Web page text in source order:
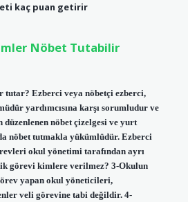
kaç puan getirir
Nöbet Tutabilir
tutar? Ezberci veya nöbetçi ezberci,
yardımcısına karşı sorumludur ve
nöbet çizelgesi ve yurt
nöbet tutmakla yükümlüdür. Ezberci
okul yönetimi tarafından ayrı
görevi kimlere verilmez? 3-Okulun
yapan okul yöneticileri,
veli görevine tabi değildir. 4-